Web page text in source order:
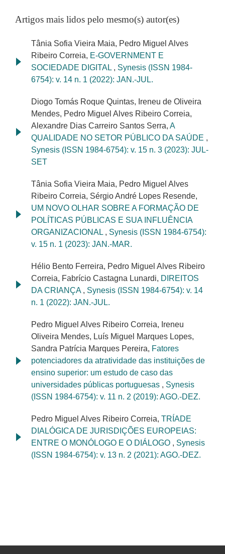
Artigos mais lidos pelo mesmo(s) autor(es)
Tânia Sofia Vieira Maia, Pedro Miguel Alves
Ribeiro Correia, E-GOVERNMENT E
SOCIEDADE DIGITAL , Synesis (ISSN 1984-
6754): v. 14 n. 1 (2022): JAN.-JUL.
Diogo Tomás Roque Quintas, Ireneu de Oliveira
Mendes, Pedro Miguel Alves Ribeiro Correia,
Alexandre Dias Carreiro Santos Serra, A
QUALIDADE NO SETOR PÚBLICO DA SAÚDE ,
Synesis (ISSN 1984-6754): v. 15 n. 3 (2023): JUL-
SET
Tânia Sofia Vieira Maia, Pedro Miguel Alves
Ribeiro Correia, Sérgio André Lopes Resende,
UM NOVO OLHAR SOBRE A FORMAÇÃO DE
POLÍTICAS PÚBLICAS E SUA INFLUÊNCIA
ORGANIZACIONAL , Synesis (ISSN 1984-6754):
v. 15 n. 1 (2023): JAN.-MAR.
Hélio Bento Ferreira, Pedro Miguel Alves Ribeiro
Correia, Fabrício Castagna Lunardi, DIREITOS
DA CRIANÇA , Synesis (ISSN 1984-6754): v. 14
n. 1 (2022): JAN.-JUL.
Pedro Miguel Alves Ribeiro Correia, Ireneu
Oliveira Mendes, Luís Miguel Marques Lopes,
Sandra Patrícia Marques Pereira, Fatores
potenciadores da atratividade das instituições de
ensino superior: um estudo de caso das
universidades públicas portuguesas , Synesis
(ISSN 1984-6754): v. 11 n. 2 (2019): AGO.-DEZ.
Pedro Miguel Alves Ribeiro Correia, TRÍADE
DIALÓGICA DE JURISDIÇÕES EUROPEIAS:
ENTRE O MONÓLOGO E O DIÁLOGO , Synesis
(ISSN 1984-6754): v. 13 n. 2 (2021): AGO.-DEZ.